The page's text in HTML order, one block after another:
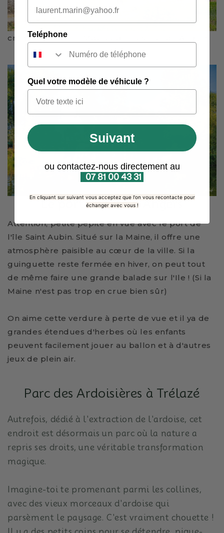
crédits photos : D.Mouraud / Destination Angers
Le port de l'île d'Angers
Attention, petite pépite en vue avec le port de
l'île Saint Aubin.Situé sur la Maine, il offre une
atmosphère paisible au cœur de la ville. Si la
guinguette reste fermée en hiver, on peut tout
de même faire une grande balade sur l'Ile ! (Si la
Maine n'est pas trop en crue bien sûr)
On aime cette verdure à perte de vue et il ya de
grandes étendues d'herbes où les enfants
peuvent facilement jouer au ballon et à d'autres
jeux de plein air.
Parc des Ardoisières à Trélazé
Autrefois, dédié à l'extraction de l'ardoise, cet
endroit est désormais un parc où la nature a
repris ses droits, une véritable transformation
magique.
Imagine-toi te promenant parmi les collines,
avec des vieux morceaux d'ardoise qui
parsèment le paysage. C'est vraiment chouette !
Teléphone
Quel votre modèle de véhicule ?
Suivant
ou contactez-nous directement au
07 81 00 43 31
En cliquant sur suivant vous acceptez que l'on vous recontacte pour
échanger avec vous !